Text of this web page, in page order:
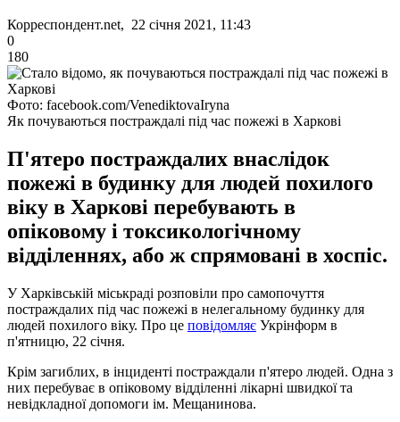
Корреспондент.net, 22 січня 2021, 11:43
0
180
Фото: facebook.com/VenediktovaIryna
Як почуваються постраждалі під час пожежі в Харкові
П'ятеро постраждалих внаслідок
пожежі в будинку для людей похилого
віку в Харкові перебувають в
опіковому і токсикологічному
відділеннях, або ж спрямовані в хоспіс.
У Харківській міськраді розповіли про самопочуття
постраждалих під час пожежі в нелегальному будинку для
людей похилого віку. Про це повідомляє Укрінформ в
п'ятницю, 22 січня.
Крім загиблих, в інциденті постраждали п'ятеро людей. Одна з
них перебуває в опіковому відділенні лікарні швидкої та
невідкладної допомоги ім. Мещанинова.